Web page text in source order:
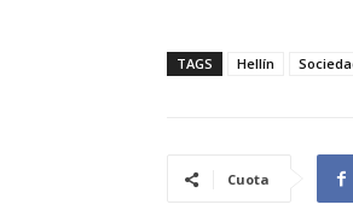
TAGS Hellín
Cuota